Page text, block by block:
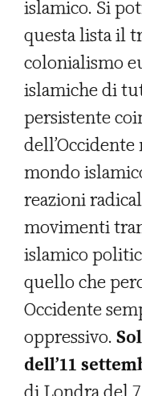
islamico. Si
questa lista il
colonialismo
islamiche di
persistente
mondo
reazioni
movimenti
islamico
quello che
Occidente
oppressivo.
dell’11